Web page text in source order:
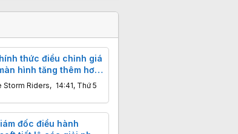
thức điều chỉnh giá
hình tăng thêm hơn
Storm Riders, 14:41, Thứ 5
đốc điều hành